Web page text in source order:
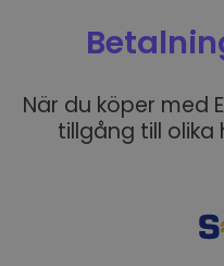
När du köper med
tillgång till olika